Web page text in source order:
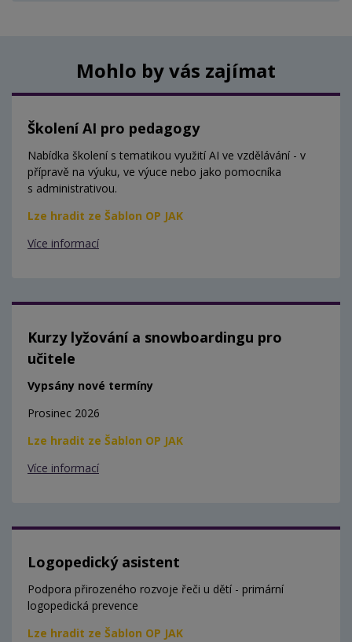
Mohlo by vás zajímat
Školení AI pro pedagogy
Nabídka školení s tematikou využití AI ve vzdělávání - v
přípravě na výuku, ve výuce nebo jako pomocníka
s administrativou.
Lze hradit ze Šablon OP JAK
Více informací
Kurzy lyžování a snowboardingu pro
učitele
Vypsány nové termíny
Prosinec 2026
Lze hradit ze Šablon OP JAK
Více informací
Logopedický asistent
Podpora přirozeného rozvoje řeči u dětí - primární
logopedická prevence
Lze hradit ze Šablon OP JAK